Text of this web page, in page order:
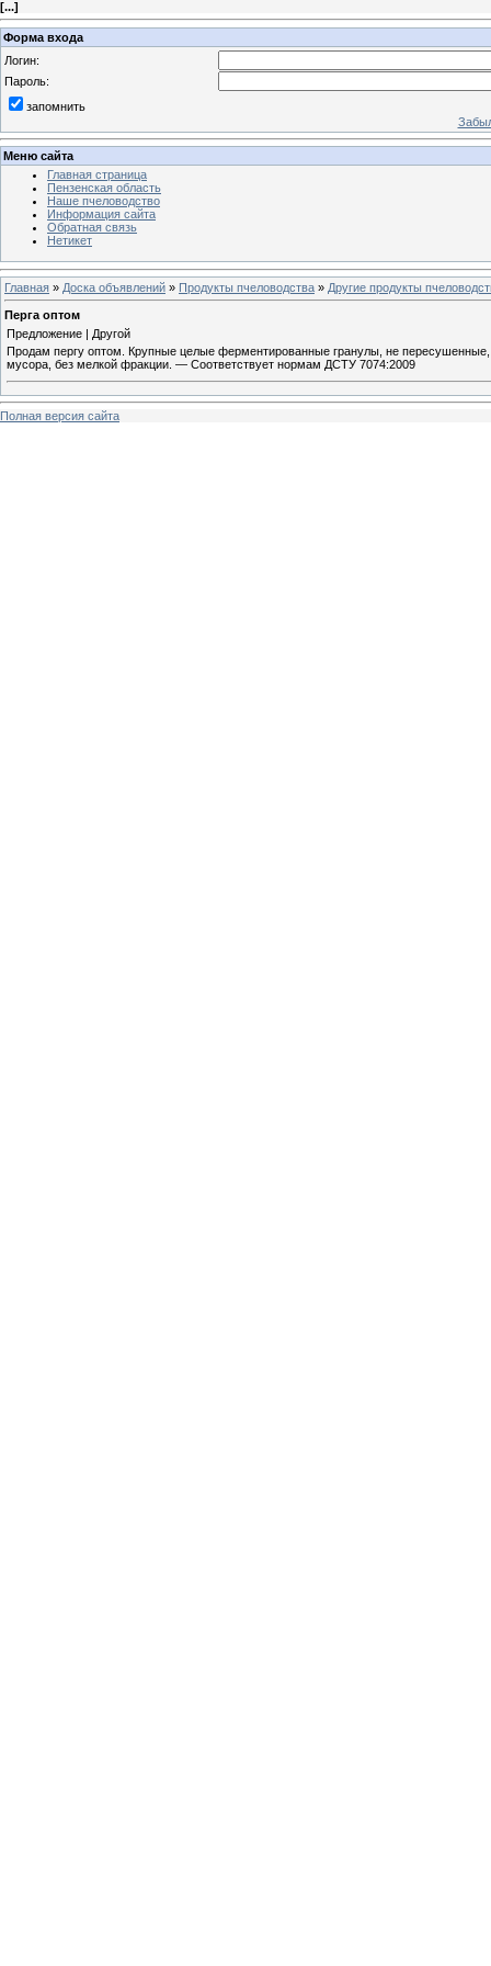
[...]
Форма входа
Логин:
Пароль:
запомнить
Меню сайта
Главная страница
Пензенская область
Наше пчеловодство
Информация сайта
Обратная связь
Нетикет
Главная » Доска объявлений » Продукты пчеловодства » Другие продукты
Перга оптом
Предложение | Другой
Продам пергу оптом. Крупные целые ферментированные гранулы, не пересушенные,
мусора, без мелкой фракции. — Соответствует нормам ДСТУ 7074:2009
Полная версия сайта